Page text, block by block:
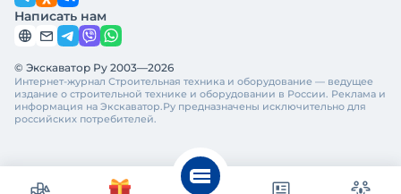
Написать нам
© Экскаватор Ру 2003—2026
Интернет-журнал Строительная техника и оборудование — ведущее
издание о строительной технике и оборудовании в России. Реклама и
информация на Экскаватор.Ру предназначены исключительно для
российских потребителей.